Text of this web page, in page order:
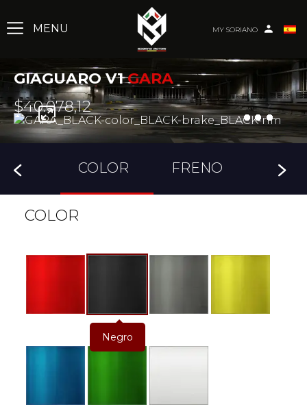
MY SORIANO
GIAGUARO V1GARA
$40.078,12
COLOR FRENO
COLOR
Negro